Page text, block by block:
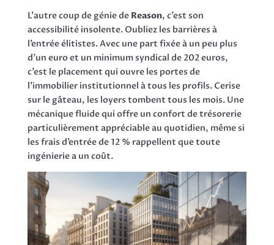
L’autre coup de génie de Reason, c’est son
accessibilité insolente. Oubliez les barrières à
l’entrée élitistes. Avec une part fixée à un peu plus
d’un euro et un minimum syndical de 202 euros,
c’est le placement qui ouvre les portes de
l’immobilier institutionnel à tous les profils. Cerise
sur le gâteau, les loyers tombent tous les mois. Une
mécanique fluide qui offre un confort de trésorerie
particulièrement appréciable au quotidien, même si
les frais d’entrée de 12 % rappellent que toute
ingénierie a un coût.